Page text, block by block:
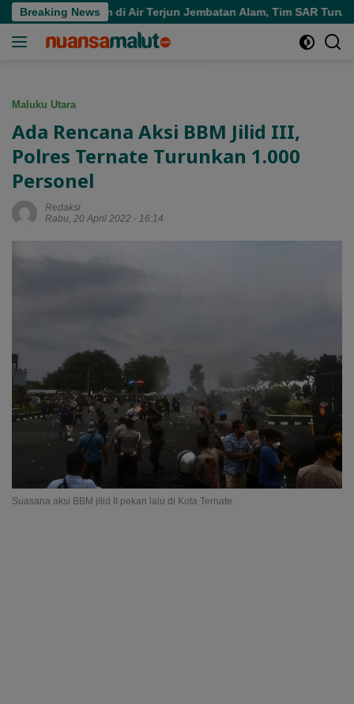
Langsung
ke
Breaking News
Tenggelam di Air Terjun Jembatan Alam, Tim SAR Turun Tangan
Maluku Utara
Ada Rencana Aksi BBM Jilid III,
Polres Ternate Turunkan 1.000
Personel
Redaksi
Rabu, 20 April 2022 - 16:14
Suasana aksi BBM jilid II pekan lalu di Kota Ternate.